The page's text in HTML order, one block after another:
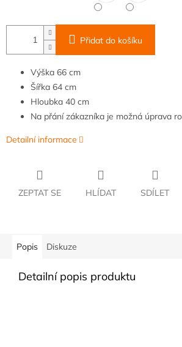
Přidat do košíku
Výška 66 cm
Šířka 64 cm
Hloubka 40 cm
Na přání zákazníka je možná úprava
Detailní informace
ZEPTAT SE HLÍDAT SDÍLET
Popis Diskuze
Detailní popis produktu